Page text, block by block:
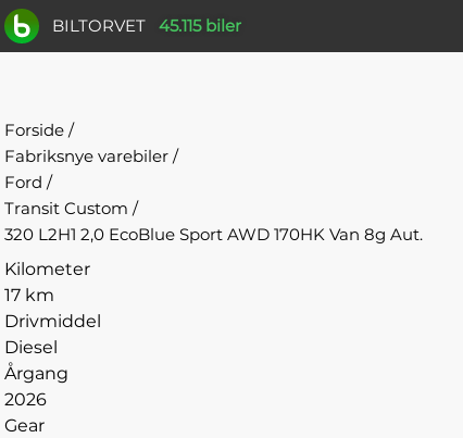
BILTORVET 45.115 biler
Forside /
Fabriksnye varebiler /
Ford /
Transit Custom /
320 L2H1 2,0 EcoBlue Sport AWD 170HK Van 8g Aut.
Kilometer
17 km
Drivmiddel
Diesel
Årgang
2026
Gear